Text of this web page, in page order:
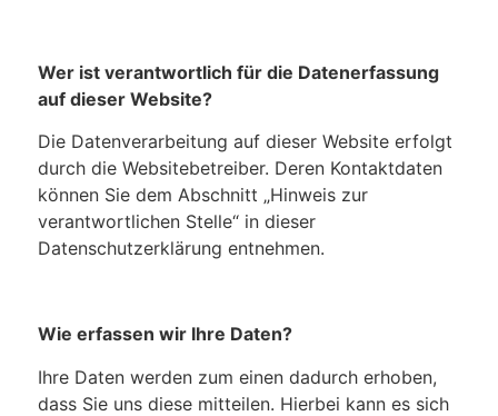
Wer ist verantwortlich für die Datenerfassung
auf dieser Website?
Die Datenverarbeitung auf dieser Website erfolgt
durch die Websitebetreiber. Deren Kontaktdaten
können Sie dem Abschnitt „Hinweis zur
verantwortlichen Stelle“ in dieser
Datenschutzerklärung entnehmen.
Wie erfassen wir Ihre Daten?
Ihre Daten werden zum einen dadurch erhoben,
dass Sie uns diese mitteilen. Hierbei kann es sich